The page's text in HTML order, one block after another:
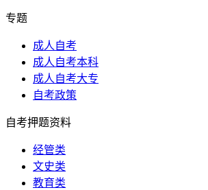
专题
成人自考
成人自考本科
成人自考大专
自考政策
自考押题资料
经管类
文史类
教育类